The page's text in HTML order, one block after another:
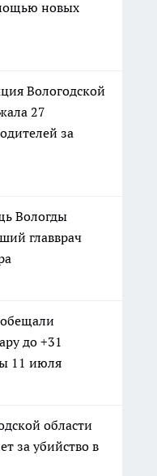
новых
Вологодской
27
за
Вологды
главврач
до +31
11 июля
области
за убийство в